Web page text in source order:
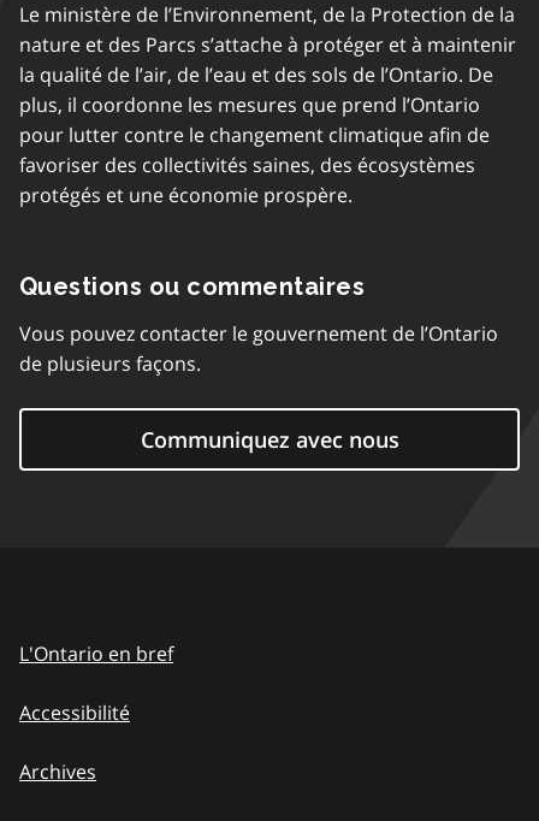
Le ministère de l’Environnement, de la Protection de la
nature et des Parcs s’attache à protéger et à maintenir
la qualité de l’air, de l’eau et des sols de l’Ontario. De
plus, il coordonne les mesures que prend l’Ontario
pour lutter contre le changement climatique afin de
favoriser des collectivités saines, des écosystèmes
protégés et une économie prospère.
Questions ou commentaires
Vous pouvez contacter le gouvernement de l’Ontario
de plusieurs façons.
Communiquez avec nous
L'Ontario en bref
Accessibilité
Archives